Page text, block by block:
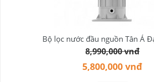
Bộ lọc nước đầu nguồn Tân Á
8,990,000 vnđ
5,800,000 vnđ